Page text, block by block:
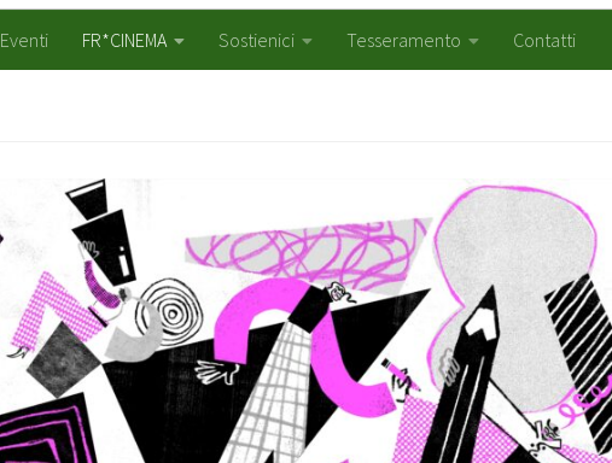
Eventi FR*CINEMA Sostienici Tesseramento Contatti